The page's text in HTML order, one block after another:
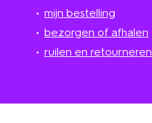
mijn bestelling
bezorgen of afhalen
ruilen en retourneren